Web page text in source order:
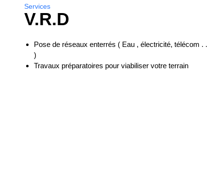
Services
V.R.D
Pose de réseaux enterrés ( Eau , électricité, télécom . .
)
Travaux préparatoires pour viabiliser votre terrain